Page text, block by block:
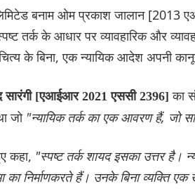
लिमिटेड बनाम ओम प्रकाश जालान
तर्क के आधार पर व्यावहारिक और
के बिना, एक न्यायिक आदेश अपनी
सारंगी [एआईआर 2021 एससी 2396]का
जो "न्यायिक तर्क का एक आवरण हैं, जो
कहा, "स्पष्ट तर्क शायद इसका उत्तर है।
का निर्माणकरते हैं। उनके बिना व्यक्ति